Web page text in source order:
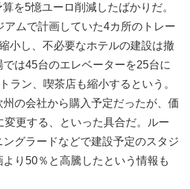
を5憶ユーロ削減したばかりだ。
アムで計画していた4カ所のトレー
小し、不必要なホテルの建設は撤
は45台のエレベーターを25台に
ラン、喫茶店も縮小するという。
の会社から購入予定だったが、価
変更する、といった具合だ。ルー
グラードなどで建設予定のスタジ
り50％と高騰したという情報も